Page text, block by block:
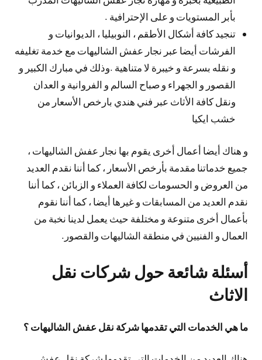
بأبر المستويات و على الإحترافية .
تنجيد كافة أشكال الأطقم ، النوبيليا ، الديوانيات و
الفرشات أيضا عبر نجار عفش الشاليهات مع خدمة تغليفه
و نقله بسرعة و خيبرة لا متناهية .وذلك في مبارك الكبير و
القصور و الجهراء و صباح السالم و الفروانية و العدان
ونقل كافة الأثاث عبر فني هندي بارخص الأسعار من
خشب ايكيا
و هناك أيضا أعمال أخرى يقوم بها نجار عفش الشاليهات ،
جميع خدماتنا مقدمة بأرخص الأسعار ، كما أننا نقدم العديد
من العروض و الحسومات لكافة العملاء و الزبائن ، كما أننا
نقدم العديد من المسابقات و غيرها أيضا ، كما أننا نقوم
بأعمال أخرى متنوعة و مختلفة حيث يعمل لدينا نخبة من
العمال و الفنيين في منطقة الشاليهات والقصور.
أسئلة شائعة حول شركات نقل
الاثاث
ما هي الخدمات التي تقدمها شركة نقل عفش الشاليهات ؟